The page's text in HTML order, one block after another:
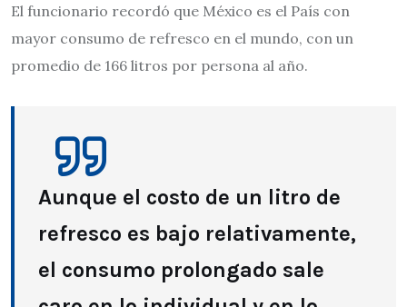
El funcionario recordó que México es el País con
mayor consumo de refresco en el mundo, con un
promedio de 166 litros por persona al año.
Aunque el costo de un litro de
refresco es bajo relativamente,
el consumo prolongado sale